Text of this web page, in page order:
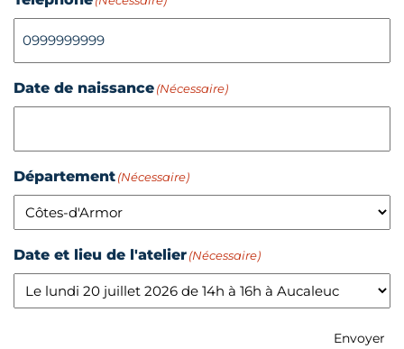
Date de naissance(Nécessaire)
Département(Nécessaire)
Date et lieu de l'atelier(Nécessaire)
Envoyer